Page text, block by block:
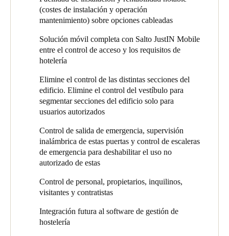
control de seguridad y se informa de todos los eventos en
Uno de los componentes fundamentales de la solución es el
control de accesos móvil JustIN. Cada punto físico de control de
accesos puede administrarse a través de dispositivos móviles, por
que funciona tanto con iOS como con Android. El acceso se
puede otorgar sobre la marcha y es igualmente fácil de cancelar
sin poner en riesgo la seguridad de la solución. Si bien la
tecnología móvil está en uso en muchas partes del mundo,
directiva de The Leonardo quedó particularmente impresionada
por esta funcionalidad.
(costes de instalación y operación
mantenimiento) sobre opciones cableadas
Solución móvil completa con Salto JustIN Mobile
entre el control de acceso y los requisitos de
hotelería
Elimine el control de las distintas secciones del
edificio. Elimine el control del vestíbulo para
segmentar secciones del edificio solo para
usuarios autorizados
Control de salida de emergencia, supervisión
inalámbrica de estas puertas y control de escaleras
de emergencia para deshabilitar el uso no
autorizado de estas
Control de personal, propietarios, inquilinos,
visitantes y contratistas
Integración futura al software de gestión de
hostelería